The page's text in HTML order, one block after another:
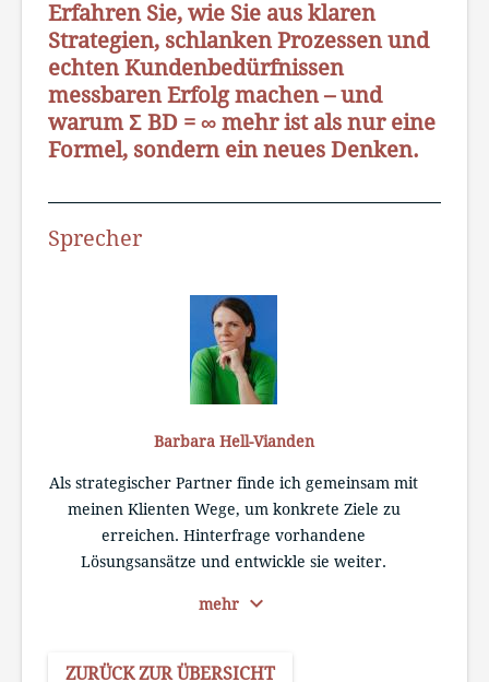
Erfahren Sie, wie Sie aus klaren
Strategien, schlanken Prozessen und
echten Kundenbedürfnissen
messbaren Erfolg machen – und
warum Σ BD = ∞ mehr ist als nur eine
Formel, sondern ein neues Denken.
Sprecher
Barbara Hell-Vianden
Als strategischer Partner finde ich gemeinsam mit
meinen Klienten Wege, um konkrete Ziele zu
erreichen. Hinterfrage vorhandene
Lösungsansätze und entwickle sie weiter.
mehr expand_more
ZURÜCK ZUR ÜBERSICHT